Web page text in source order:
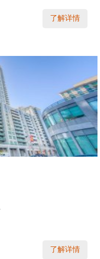
了解详情
了解详情